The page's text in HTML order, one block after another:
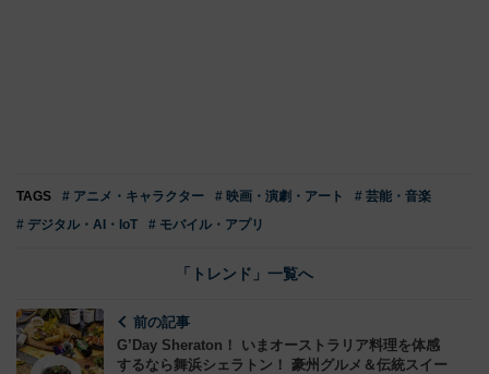
TAGS # アニメ・キャラクター # 映画・演劇・アート
# 芸能・音楽
# デジタル・AI・IoT
# モバイル・アプリ
「トレンド」一覧へ
前の記事
G’Day Sheraton！ いまオーストラリア料理を体感
するなら舞浜シェラトン！ 豪州グルメ＆伝統スイー